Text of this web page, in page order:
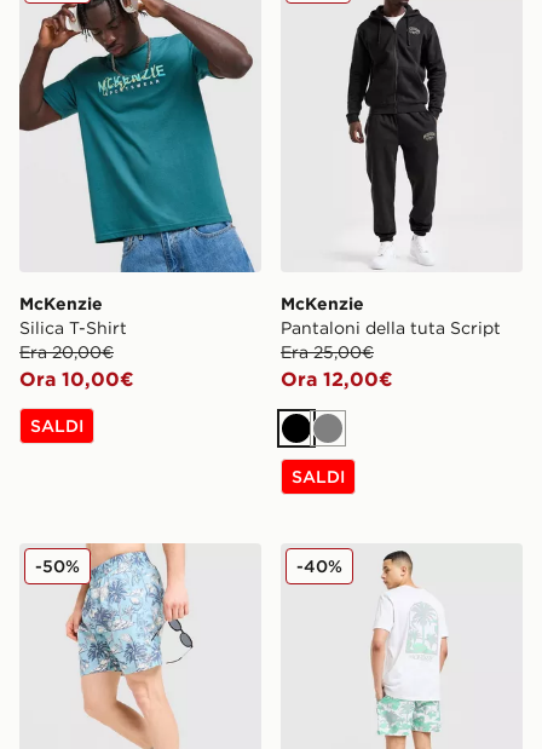
McKenzie
Silica T-Shirt
Era 20,00€
Ora 10,00€
SALDI
McKenzie
Pantaloni della tuta Script
Era 25,00€
Ora 12,00€
NeroGrigio
SALDI
McKenzie Costume da bagno Vacay
-50% McKenzie Maglia Vacay
-40%